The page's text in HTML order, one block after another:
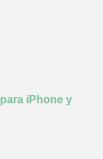
iPhone y